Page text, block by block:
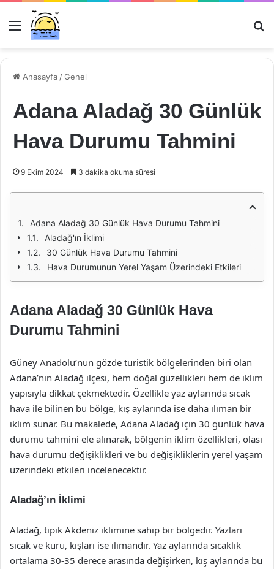
Menü
Anasayfa /Genel
Adana Aladağ 30 Günlük
Hava Durumu Tahmini
9 Ekim 2024 3 dakika okuma süresi
Adana Aladağ 30 Günlük Hava Durumu Tahmini
Aladağ'ın İklimi
30 Günlük Hava Durumu Tahmini
Hava Durumunun Yerel Yaşam Üzerindeki Etkileri
Adana Aladağ 30 Günlük Hava
Durumu Tahmini
Güney Anadolu’nun gözde turistik bölgelerinden biri olan
Adana’nın Aladağ ilçesi, hem doğal güzellikleri hem de iklim
yapısıyla dikkat çekmektedir. Özellikle yaz aylarında sıcak
hava ile bilinen bu bölge, kış aylarında ise daha ılıman bir
iklim sunar. Bu makalede, Adana Aladağ için 30 günlük hava
durumu tahmini ele alınarak, bölgenin iklim özellikleri, olası
hava durumu değişiklikleri ve bu değişikliklerin yerel yaşam
üzerindeki etkileri incelenecektir.
Aladağ’ın İklimi
Aladağ, tipik Akdeniz iklimine sahip bir bölgedir. Yazları
sıcak ve kuru, kışları ise ılımandır. Yaz aylarında sıcaklık
ortalama 30-35 derece arasında değişirken, kış aylarında bu